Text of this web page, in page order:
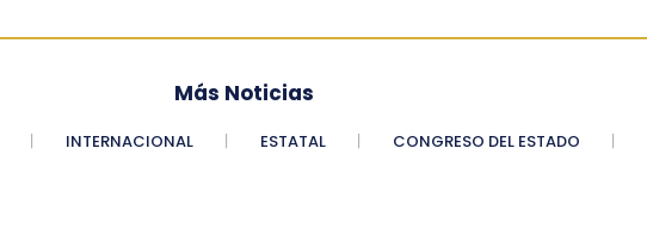
Más Noticias
INTERNACIONAL ESTATAL CONGRESO DEL ESTADO